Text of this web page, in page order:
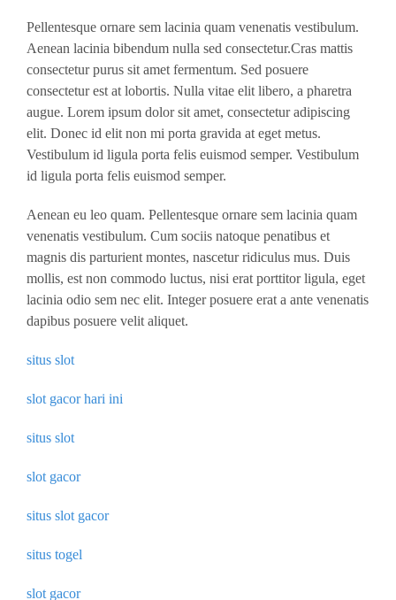
Pellentesque ornare sem lacinia quam venenatis vestibulum.
Aenean lacinia bibendum nulla sed consectetur.Cras mattis
consectetur purus sit amet fermentum. Sed posuere
consectetur est at lobortis. Nulla vitae elit libero, a pharetra
augue. Lorem ipsum dolor sit amet, consectetur adipiscing
elit. Donec id elit non mi porta gravida at eget metus.
Vestibulum id ligula porta felis euismod semper. Vestibulum
id ligula porta felis euismod semper.
Aenean eu leo quam. Pellentesque ornare sem lacinia quam
venenatis vestibulum. Cum sociis natoque penatibus et
magnis dis parturient montes, nascetur ridiculus mus. Duis
mollis, est non commodo luctus, nisi erat porttitor ligula, eget
lacinia odio sem nec elit. Integer posuere erat a ante venenatis
dapibus posuere velit aliquet.
situs slot
slot gacor hari ini
situs slot
slot gacor
situs slot gacor
situs togel
slot gacor